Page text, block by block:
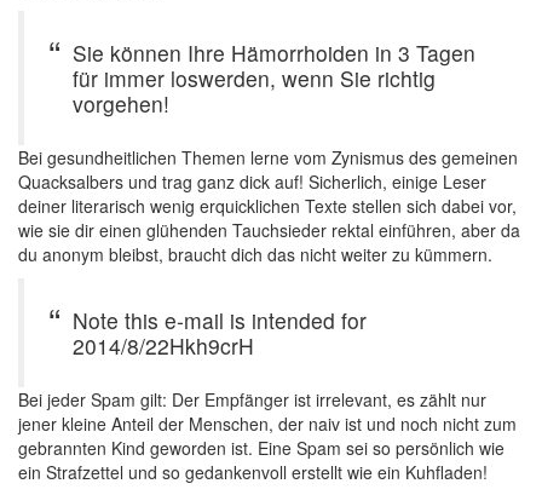
Sie können Ihre Hämorrhoiden in 3 Tagen
für immer loswerden, wenn Sie richtig
vorgehen!
Bei gesundheitlichen Themen lerne vom Zynismus des gemeinen
Quacksalbers und trag ganz dick auf! Sicherlich, einige Leser
deiner literarisch wenig erquicklichen Texte stellen sich dabei vor,
wie sie dir einen glühenden Tauchsieder rektal einführen, aber da
du anonym bleibst, braucht dich das nicht weiter zu kümmern.
Note this e-mail is intended for
2014/8/22Hkh9crH
Bei jeder Spam gilt: Der Empfänger ist irrelevant, es zählt nur
jener kleine Anteil der Menschen, der naiv ist und noch nicht zum
gebrannten Kind geworden ist. Eine Spam sei so persönlich wie
ein Strafzettel und so gedankenvoll erstellt wie ein Kuhfladen!